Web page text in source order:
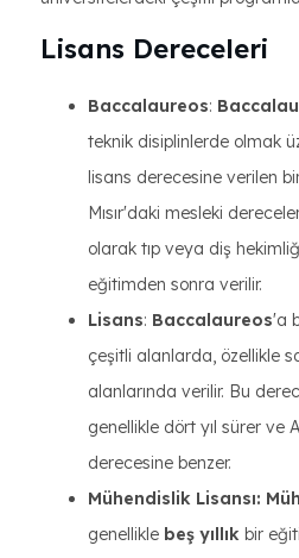
Lisans Dereceleri
Baccalaureos:
teknik disiplinlerde olmak
lisans derecesine verilen
Mısır'daki mesleki
olarak tıp veya diş
eğitimden sonra verilir.
Lisans: Baccalaureos'a
çeşitli alanlarda, özellikle
alanlarında verilir. Bu
genellikle dört yıl sürer ve
derecesine benzer.
Mühendislik Lisansı:
genellikle beş yıllık bir